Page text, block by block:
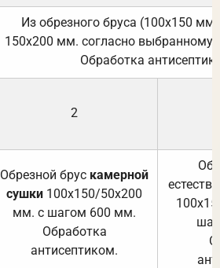
Из обрезного бруса (100х150
150х200 мм. согласно выбранному
Обработка
2
Обрезной брус камерной
сушки 100х150/50х200
мм. с шагом 600 мм.
Обработка
антисептиком.